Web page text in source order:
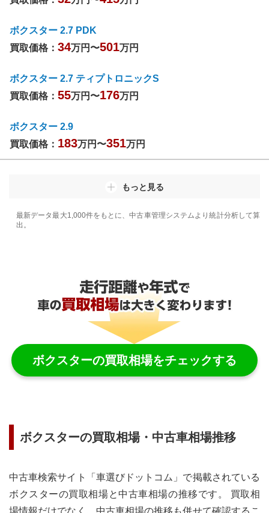
ボクスター 2.7 PDK
買取価格： 34万円〜501万円
ボクスター 2.7 ティプトロニックS
買取価格： 55万円〜176万円
ボクスター 2.9
買取価格： 183万円〜351万円
もっと見る
最新データ最大1,000件をもとに、中古車管理システムより統計分析して算
出。
ボクスターの買取相場をチェックする
ボクスターの買取相場・中古車相場推移
中古車検索サイト「車選びドットコム」で掲載されている
ボクスターの買取相場と中古車相場の推移です。 買取相
場情報だけでなく、中古車相場の推移も併せて確認するこ